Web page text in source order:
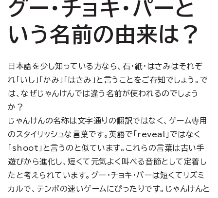
グー・チョキ・パーと
いう名前の由来は？
日本語を少し知っている方なら、石・紙・はさみはそれぞ
れ「いし」「かみ」「はさみ」と言うことをご存知でしょう。で
は、なぜじゃんけんでは違う名前が使われるのでしょう
か？
じゃんけんの名称は文字通りの翻訳ではなく、ゲーム専用
のスタイリッシュな言葉です。英語で「reveal」ではなく
「shoot」と言うのと似ています。これらの言葉は古い手
遊びから進化し、短くて元気よく叫べる音節として定着し
たと考えられています。グー・チョキ・パーは短くてリズミ
カルで、テンポの速いゲームにぴったりです。じゃんけんと